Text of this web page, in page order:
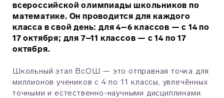
всероссийской олимпиады школьников по
математике. Он проводится для каждого
класса в свой день: для 4–6 классов — с 14 по
17 октября; для 7–11 классов — с 14 по 17
октября.
Школьный этап ВсОШ — это отправная точка для
миллионов учеников с 4 по 11 классы, увлечённых
точными и естественно-научными дисциплинами.